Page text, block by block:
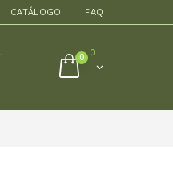
CATÁLOGO FAQ
0
0